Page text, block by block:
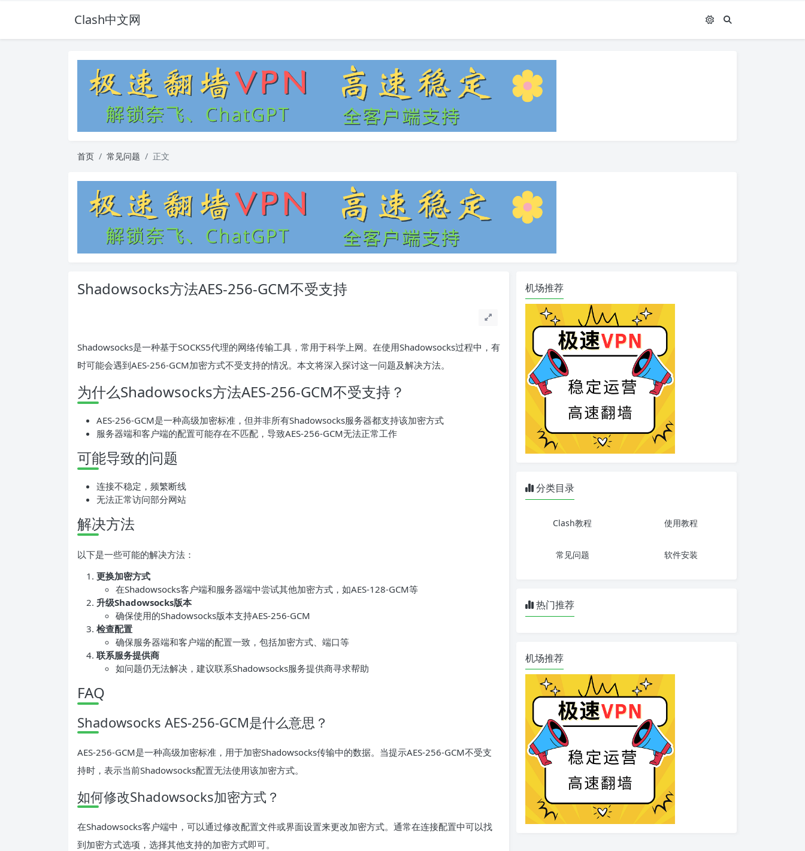
Clash中文网
首页 常见问题 正文
Shadowsocks方法AES-256-GCM不受支持
Shadowsocks是一种基于SOCKS5代理的网络传输工具，常用于科学上网。在使用Shadowsocks过程中，有
时可能会遇到AES-256-GCM加密方式不受支持的情况。本文将深入探讨这一问题及解决方法。
为什么Shadowsocks方法AES-256-GCM不受支持？
AES-256-GCM是一种高级加密标准，但并非所有Shadowsocks服务器都支持该加密方式
服务器端和客户端的配置可能存在不匹配，导致AES-256-GCM无法正常工作
可能导致的问题
连接不稳定，频繁断线
无法正常访问部分网站
解决方法
以下是一些可能的解决方法：
更换加密方式
在Shadowsocks客户端和服务器端中尝试其他加密方式，如AES-128-GCM等
升级Shadowsocks版本
确保使用的Shadowsocks版本支持AES-256-GCM
检查配置
确保服务器端和客户端的配置一致，包括加密方式、端口等
联系服务提供商
如问题仍无法解决，建议联系Shadowsocks服务提供商寻求帮助
FAQ
Shadowsocks AES-256-GCM是什么意思？
AES-256-GCM是一种高级加密标准，用于加密Shadowsocks传输中的数据。当提示AES-256-GCM不受支
持时，表示当前Shadowsocks配置无法使用该加密方式。
如何修改Shadowsocks加密方式？
在Shadowsocks客户端中，可以通过修改配置文件或界面设置来更改加密方式。通常在连接配置中可以找
到加密方式选项，选择其他支持的加密方式即可。
机场推荐
分类目录
Clash教程 使用教程
常见问题 软件安装
热门推荐
机场推荐